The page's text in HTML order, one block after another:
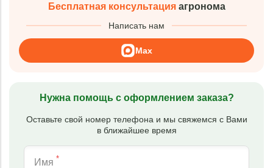
Бесплатная консультацияагронома
Написать нам
Max
Нужна помощь с оформлением заказа?
Оставьте свой номер телефона и мы свяжемся с Вами
в ближайшее время
Имя *